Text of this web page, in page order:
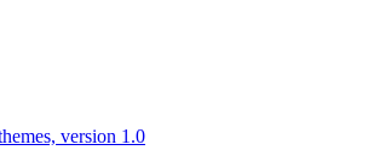
version 1.0